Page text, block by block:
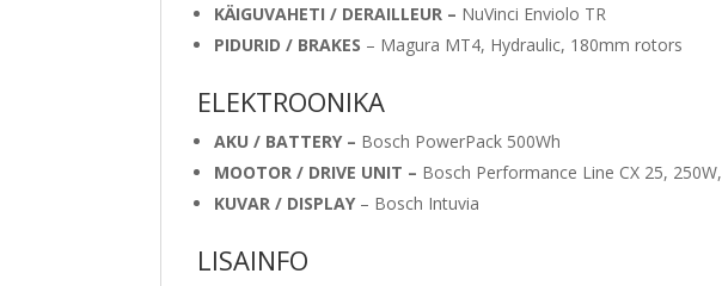
KÄIGUVAHETI / DERAILLEUR – NuVinci Enviolo TR
PIDURID / BRAKES – Magura MT4, Hydraulic, 180mm rotors
ELEKTROONIKA
AKU / BATTERY – Bosch PowerPack 500Wh
MOOTOR / DRIVE UNIT – Bosch Performance Line CX 25,
KUVAR / DISPLAY– Bosch Intuvia
LISAINFO